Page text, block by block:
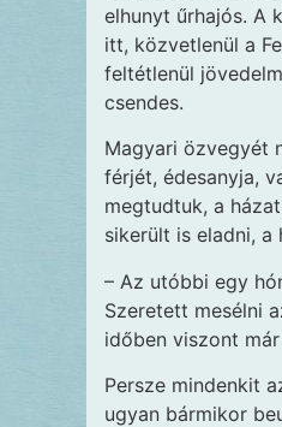
elhunyt űrhajós. A
itt, közvetlenül a
feltétlenül
csendes.
Magyari özvegyét
férjét, édesanyja,
megtudtuk, a
sikerült is eladni,
– Az utóbbi egy
Szeretett mesélni
időben viszont
Persze mindenkit
ugyan bármikor